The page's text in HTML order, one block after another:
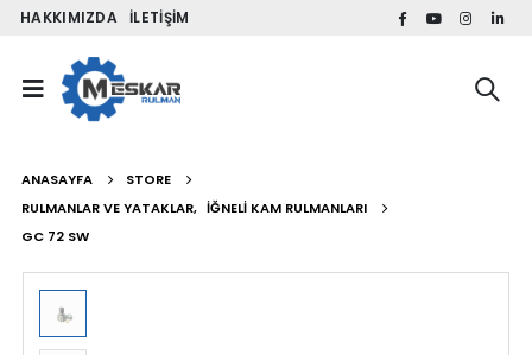
HAKKIMIZDA İLETIŞIM
ANASAYFA
STORE
RULMANLAR VE YATAKLAR, İĞNELI KAM RULMANLARI
GC 72 SW